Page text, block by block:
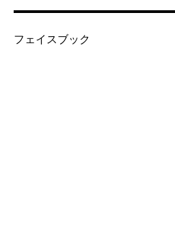
フェイスブック